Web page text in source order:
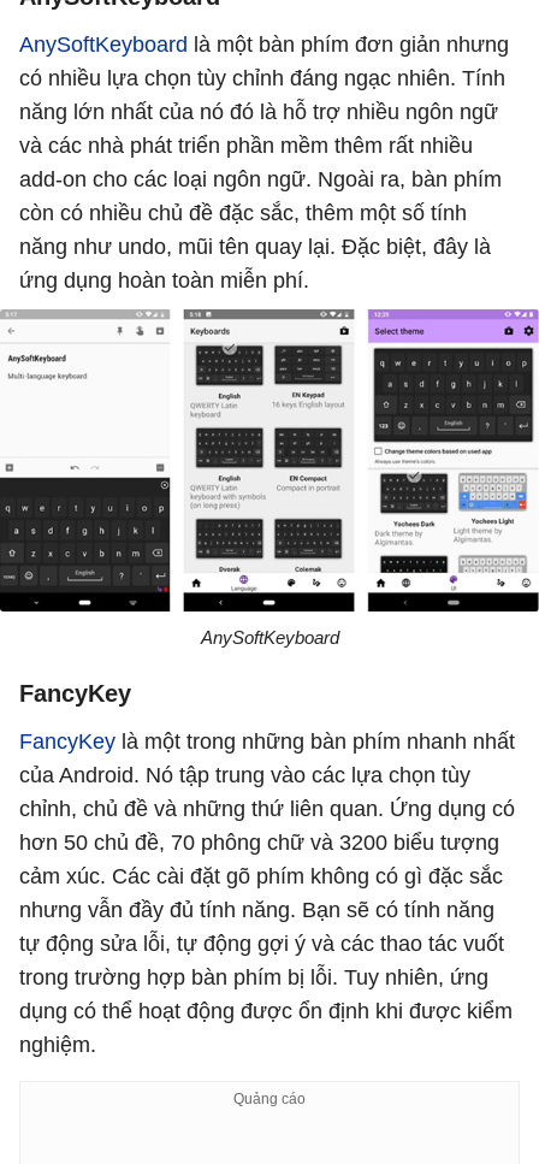
AnySoftKeyboard là một bàn phím đơn giản nhưng
có nhiều lựa chọn tùy chỉnh đáng ngạc nhiên. Tính
năng lớn nhất của nó đó là hỗ trợ nhiều ngôn ngữ
và các nhà phát triển phần mềm thêm rất nhiều
add-on cho các loại ngôn ngữ. Ngoài ra, bàn phím
còn có nhiều chủ đề đặc sắc, thêm một số tính
năng như undo, mũi tên quay lại. Đặc biệt, đây là
ứng dụng hoàn toàn miễn phí.
AnySoftKeyboard
FancyKey
FancyKey là một trong những bàn phím nhanh nhất
của Android. Nó tập trung vào các lựa chọn tùy
chỉnh, chủ đề và những thứ liên quan. Ứng dụng có
hơn 50 chủ đề, 70 phông chữ và 3200 biểu tượng
cảm xúc. Các cài đặt gõ phím không có gì đặc sắc
nhưng vẫn đầy đủ tính năng. Bạn sẽ có tính năng
tự động sửa lỗi, tự động gợi ý và các thao tác vuốt
trong trường hợp bàn phím bị lỗi. Tuy nhiên, ứng
dụng có thể hoạt động được ổn định khi được kiểm
nghiệm.